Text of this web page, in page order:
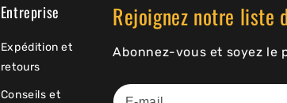
Entreprise
Expédition et
retours
Conseils et
Rejoignez notre liste
Abonnez-vous et soyez le